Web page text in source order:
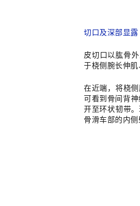
切口及深部显
皮切口以肱骨
于桡侧腕长伸
在近端，将桡
可看到骨间背
开至环状韧带
骨滑车部的内